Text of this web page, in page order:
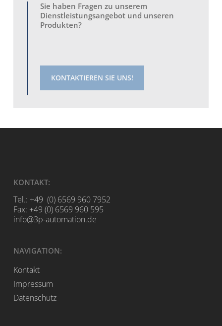
Sie haben Fragen zu unserem
Dienstleistungsangebot und unseren
Produkten?
KONTAKTIEREN SIE UNS!
KONTAKT:
Tel.: +49 (0) 6569 960 7952
Fax: +49 (0) 6569 960 595
info@3p-automation.de
NAVIGATION:
Kontakt
Impressum
Datenschutz